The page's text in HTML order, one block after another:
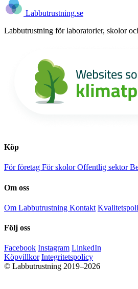
Labbutrustning.se
Labbutrustning för laboratorier, skolor
Köp
För företag För skolorOffentlig sektor
Om oss
Om Labbutrustning Kontakt
Följ oss
Facebook Instagram LinkedIn
Köpvillkor Integritetspolicy
© Labbutrustning 2019–2026